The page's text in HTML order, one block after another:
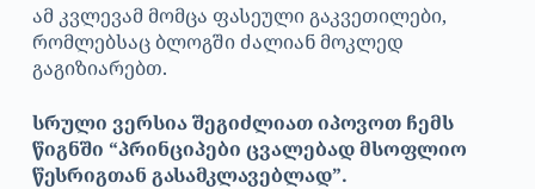
ამ კვლევამ მომცა ფასეული გაკვეთილები,
რომლებსაც ბლოგში ძალიან მოკლედ
გაგიზიარებთ.
სრული ვერსია შეგიძლიათ იპოვოთ ჩემს
წიგნში “პრინციპები ცვალებად მსოფლიო
წესრიგთან გასამკლავებლად”.